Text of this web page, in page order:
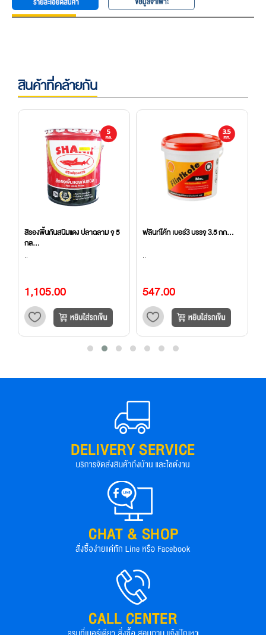
สินค้าที่คล้ายกัน
สีรองพื้นกันสนิมแดง ปลาฉลาม จุ 5
กล...
..
1,105.00
ฟลินท์โค้ท เบอร์3 บรรจุ 3.5 กก...
..
547.00